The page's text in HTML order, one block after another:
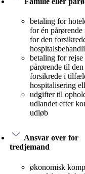
betaling for
for én pårørende
for den
betaling for rejse
pårørende til den
forsikrede i
hospitalisering
udgifter til
udlandet efter
udløb
Ansvar over for
tredjemand
økonomisk